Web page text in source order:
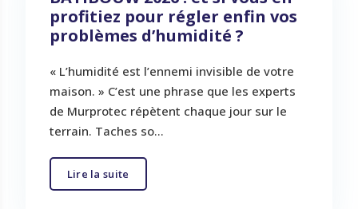
profitiez pour régler enfin vos
problèmes d’humidité ?
« L’humidité est l’ennemi invisible de votre
maison. » C’est une phrase que les experts
de Murprotec répètent chaque jour sur le
terrain. Taches so...
Lire la suite